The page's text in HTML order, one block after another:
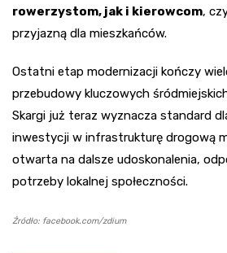
rowerzystom, jak i kierowcom,
przyjazną dla mieszkańców.
Ostatni etap modernizacji kończy
przebudowy kluczowych
Skargi już teraz wyznacza standard
inwestycji w infrastrukturę drogową
otwarta na dalsze udoskonalenia,
potrzeby lokalnej społeczności.
Źródło: facebook.com/zdium